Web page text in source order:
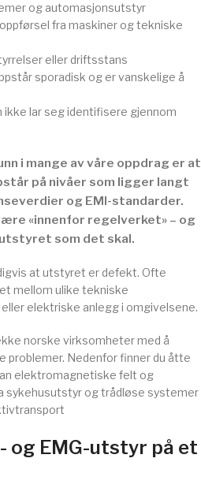
og automasjonsutstyr
fra maskiner og tekniske
eller driftsstans
sporadisk og er vanskelige å
ikke lar seg identifisere gjennom
i mange av våre oppdrag er at
på nivåer som ligger langt
og EMI-standarder.
«innenfor regelverket» – og
som det skal.
at utstyret er defekt. Ofte
mellom ulike tekniske
elektriske anlegg i omgivelsene.
norske virksomheter med å
problemer. Nedenfor finner du åtte
elektromagnetiske felt og
sykehusutstyr og trådløse systemer
og EMG-utstyr på et